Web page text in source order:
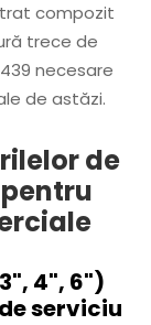
compozit
trece de
necesare
de astăzi.
de
4", 6")
serviciu